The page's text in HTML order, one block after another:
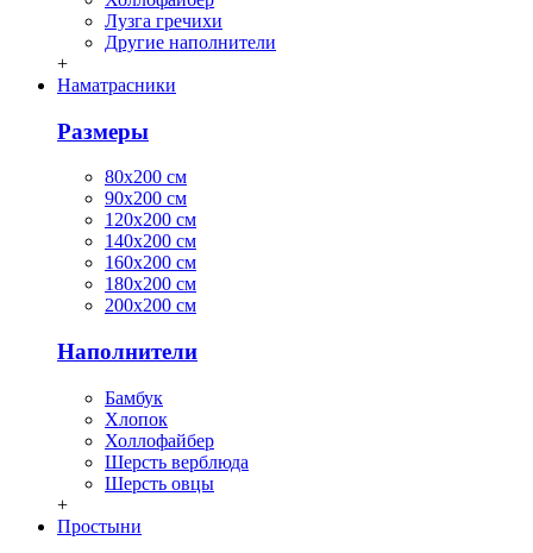
Лузга гречихи
Другие наполнители
+
Наматрасники
Размеры
80х200 см
90х200 см
120х200 см
140х200 см
160х200 см
180х200 см
200х200 см
Наполнители
Бамбук
Хлопок
Холлофайбер
Шерсть верблюда
Шерсть овцы
+
Простыни